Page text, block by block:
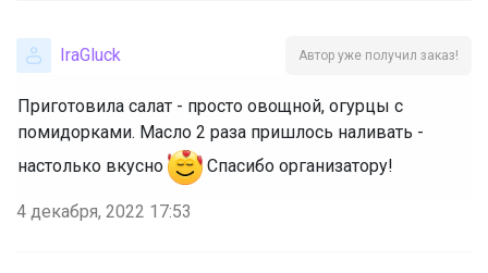
IraGluck Автор уже получил заказ!
Приготовила салат - просто овощной, огурцы с
помидорками. Масло 2 раза пришлось наливать -
настолько вкусно
Спасибо организатору!
4 декабря, 2022 17:53